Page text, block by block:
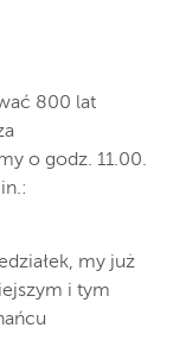
800 lat
o godz. 11.00.
my już
i tym